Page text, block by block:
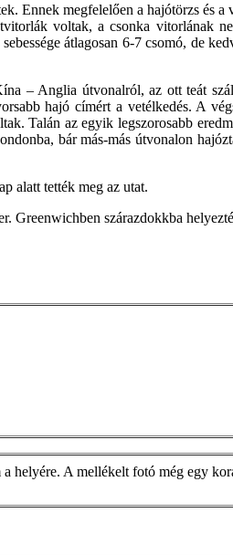
Ennek megfelelően a hajótörzs és
voltak, a csonka vitorlának
átlagosan 6-7 csomó, de
– Anglia útvonalról, az ott teát
hajó címért a vetélkedés. A
Talán az egyik legszorosabb
bár más-más útvonalon
alatt tették meg az utat.
szárazdokkba
helyére. A mellékelt fotó még egy